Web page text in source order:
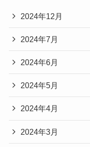
2024年12月
2024年7月
2024年6月
2024年5月
2024年4月
2024年3月